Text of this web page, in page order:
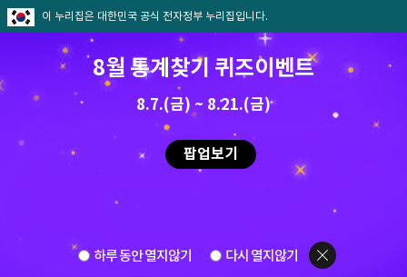
이 누리집은 대한민국 공식 전자정부 누리집입니다.
8월 통계찾기 퀴즈이벤트
8.7.(금) ~ 8.21.(금)
팝업보기
하루 동안 열지않기 다시 열지않기